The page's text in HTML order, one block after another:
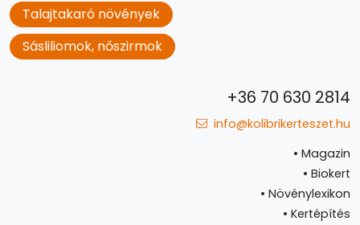
Talajtakaró növények
Sásliliomok, nőszirmok
+36 70 630 2814
info@kolibrikerteszet.hu
• Magazin
• Biokert
• Növénylexikon
• Kertépítés